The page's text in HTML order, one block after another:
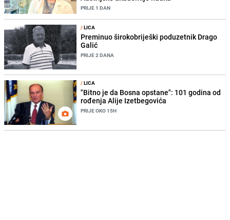
PRIJE 1 DAN
/LICA
Preminuo širokobriješki poduzetnik Drago
Galić
PRIJE 2 DANA
/LICA
"Bitno je da Bosna opstane": 101 godina od
rođenja Alije Izetbegovića
PRIJE OKO 15H